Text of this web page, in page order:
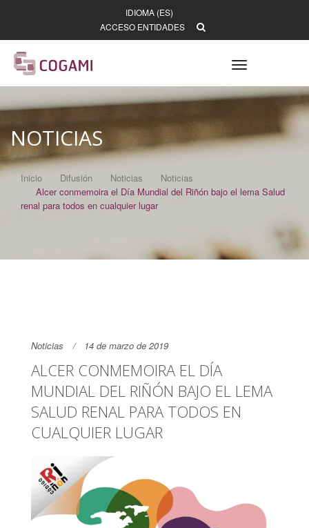
IDIOMA (ES)
ACCESO ENTIDADES
Toggle
navigation
NOTICIAS
Inicio Difusión Noticias
Noticias
Alcer conmemoira el Día Mundial del Riñón bajo el lema Salud
renal para todos en cualquier lugar
Noticias 14 de marzo de 2019
ALCER CONMEMOIRA EL DÍA
MUNDIAL DEL RIÑÓN BAJO EL LEMA
SALUD RENAL PARA TODOS EN
CUALQUIER LUGAR